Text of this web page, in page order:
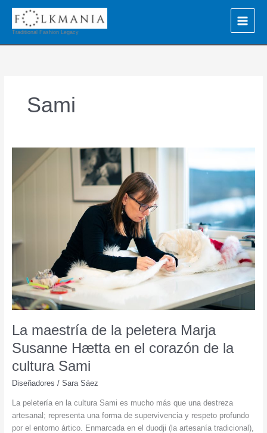
contenido
Traditional Fashion Legacy
Sami
La maestría de la peletera Marja
Susanne Hætta en el corazón de la
cultura Sami
Diseñadores / Sara Sáez
La peletería en la cultura Sami es mucho más que una destreza
artesanal; representa una forma de supervivencia y respeto profundo
por el entorno ártico. Enmarcada en el duodji (la artesanía tradicional),